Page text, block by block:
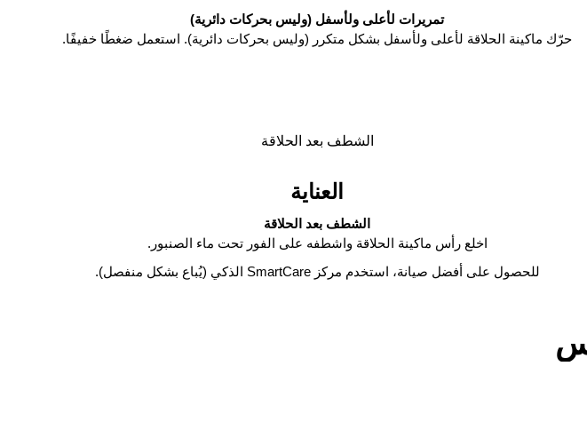
تمريرات لأعلى ولأسفل (وليس بحركات دائرية)
حرّك ماكينة الحلاقة لأعلى ولأسفل بشكل متكرر (وليس بحركات دائرية). استعمل ضغطًا خفيفًا.
الشطف بعد الحلاقة
العناية
الشطف بعد الحلاقة
اخلع رأس ماكينة الحلاقة واشطفه على الفور تحت ماء الصنبور.
للحصول على أفضل صيانة، استخدم مركز SmartCare الذكي (يُباع بشكل منفصل).